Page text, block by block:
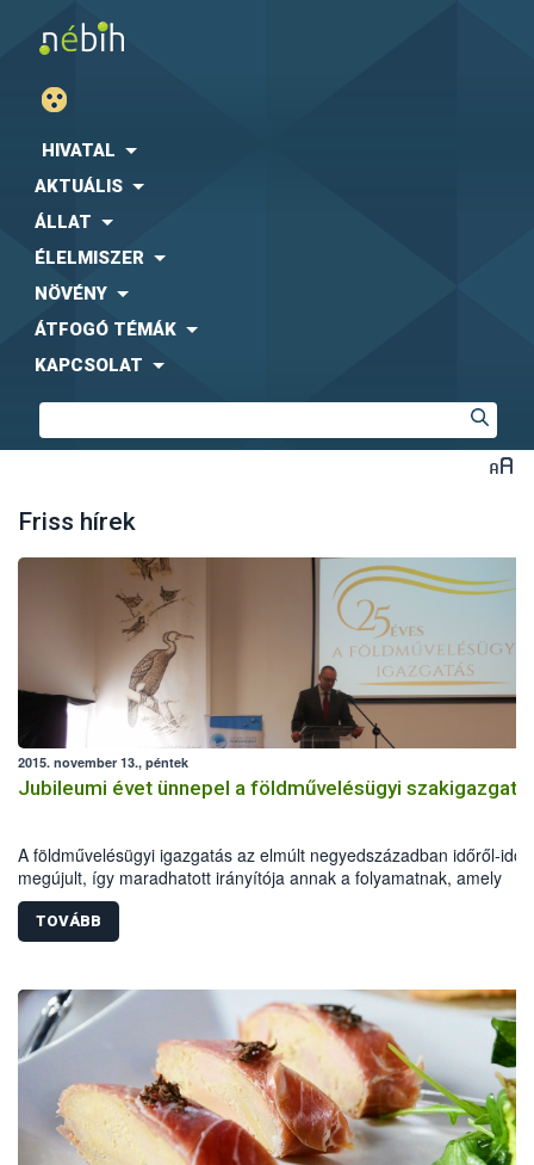
HIVATAL
AKTUÁLIS
ÁLLAT
ÉLELMISZER
NÖVÉNY
ÁTFOGÓ TÉMÁK
KAPCSOLAT
Friss hírek
2015. november 13., péntek
Jubileumi évet ünnepel a földművelésügyi
A földművelésügyi igazgatás az elmúlt negyedszázadban időről-
megújult, így maradhatott irányítója annak a folyamatnak, amely
reményeim szerint egy erősebb, saját jövőjében bízni és érte tenni
magyar vidék felé vezet – fogalmazott Zsigó Róbert a
hivatalok fennállásának 25 évéről megemlékező jubileumi
TOVÁBB